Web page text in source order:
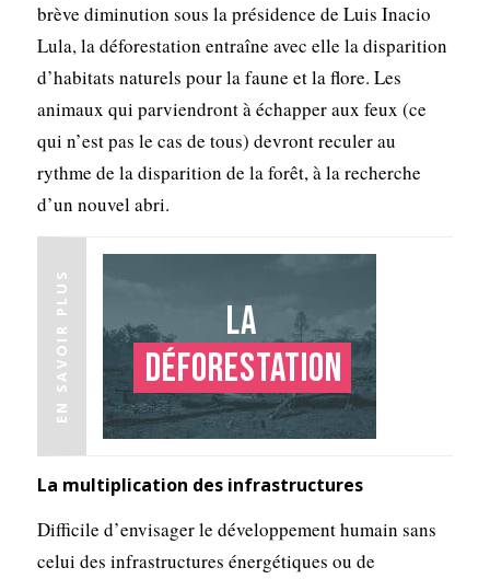
brève diminution sous la présidence de Luis Inacio
Lula, la déforestation entraîne avec elle la disparition
d’habitats naturels pour la faune et la flore. Les
animaux qui parviendront à échapper aux feux (ce
qui n’est pas le cas de tous) devront reculer au
rythme de la disparition de la forêt, à la recherche
d’un nouvel abri.
EN SAVOIR PLUS
La
déforestation
La multiplication des infrastructures
Difficile d’envisager le développement humain sans
celui des infrastructures énergétiques ou de